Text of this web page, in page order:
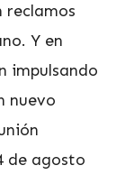
reclamos
Y en
impulsando
nuevo
de agosto